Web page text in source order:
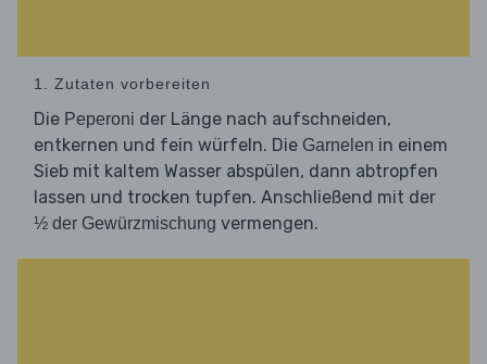
1. Zutaten vorbereiten
Die Peperoni der Länge nach aufschneiden,
entkernen und fein würfeln. Die Garnelen in einem
Sieb mit kaltem Wasser abspülen, dann abtropfen
lassen und trocken tupfen. Anschließend mit der
½ der Gewürzmischung vermengen.